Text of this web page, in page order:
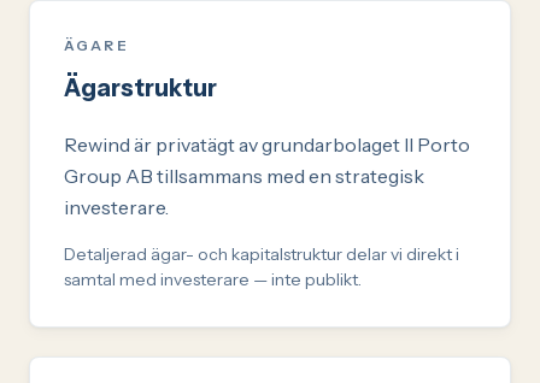
ÄGARE
Ägarstruktur
Rewind är privatägt av grundarbolaget Il Porto
Group AB tillsammans med en strategisk
investerare.
Detaljerad ägar- och kapitalstruktur delar vi direkt i
samtal med investerare — inte publikt.